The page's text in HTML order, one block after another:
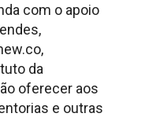
com o apoio
da
oferecer aos
e outras